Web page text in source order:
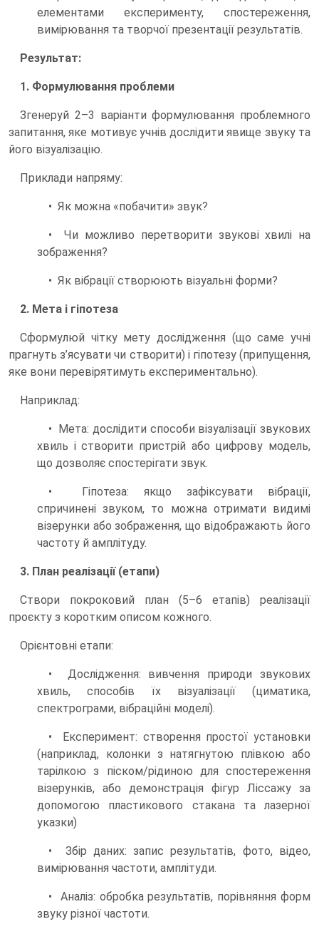
елементами експерименту, спостереження,
вимірювання та творчої презентації результатів.
Результат:
1. Формулювання проблеми
Згенеруй 2–3 варіанти формулювання проблемного
запитання, яке мотивує учнів дослідити явище звуку та
його візуалізацію.
Приклади напряму:
• Як можна «побачити» звук?
• Чи можливо перетворити звукові хвилі на
зображення?
• Як вібрації створюють візуальні форми?
2. Мета і гіпотеза
Сформулюй чітку мету дослідження (що саме учні
прагнуть з’ясувати чи створити) і гіпотезу (припущення,
яке вони перевірятимуть експериментально).
Наприклад:
• Мета: дослідити способи візуалізації звукових
хвиль і створити пристрій або цифрову модель,
що дозволяє спостерігати звук.
• Гіпотеза: якщо зафіксувати вібрації,
спричинені звуком, то можна отримати видимі
візерунки або зображення, що відображають його
частоту й амплітуду.
3. План реалізації (етапи)
Створи покроковий план (5–6 етапів) реалізації
проєкту з коротким описом кожного.
Орієнтовні етапи:
• Дослідження: вивчення природи звукових
хвиль, способів їх візуалізації (циматика,
спектрограми, вібраційні моделі).
• Експеримент: створення простої установки
(наприклад, колонки з натягнутою плівкою або
тарілкою з піском/рідиною для спостереження
візерунків, або демонстрація фігур Ліссажу за
допомогою пластикового стакана та лазерної
указки)
• Збір даних: запис результатів, фото, відео,
вимірювання частоти, амплітуди.
• Аналіз: обробка результатів, порівняння форм
звуку різної частоти.